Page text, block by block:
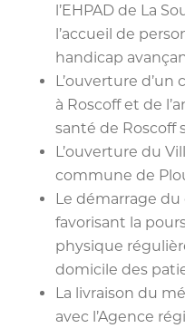
l’EHPAD de La
l’accueil de
handicap
L’ouverture
à Roscoff et de
santé de Roscoff
L’ouverture du
commune de
Le démarrage du
favorisant la
physique
domicile des
La livraison du
avec l’Agence